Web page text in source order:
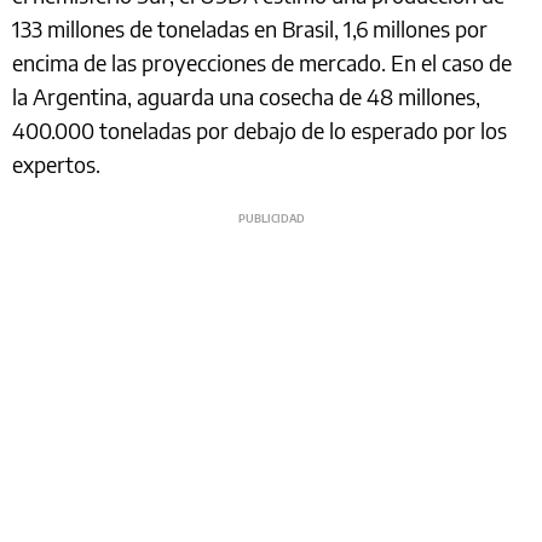
133 millones de toneladas en Brasil, 1,6 millones por
encima de las proyecciones de mercado. En el caso de
la Argentina, aguarda una cosecha de 48 millones,
400.000 toneladas por debajo de lo esperado por los
expertos.